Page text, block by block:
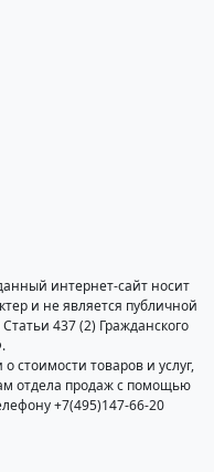
интернет-сайт носит
и не является публичной
437 (2) Гражданского
стоимости товаров и услуг,
отдела продаж с помощью
+7(495)147-66-20